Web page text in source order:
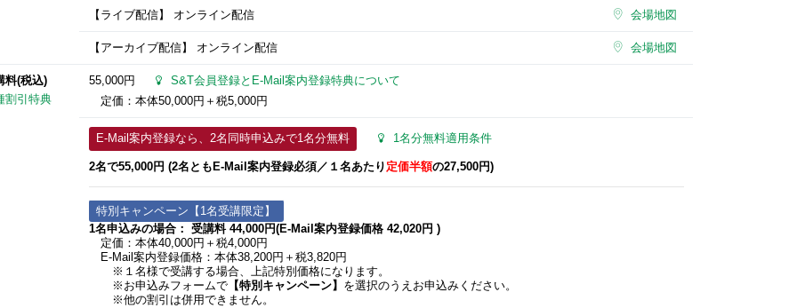
【ライブ配信】 オンライン配信 会場地図
【アーカイブ配信】 オンライン配信 会場地図
料(税込)
割引特典
55,000円
S&T会員登録とE-Mail案内登録特典について
定価：本体50,000円＋税5,000円
E-Mail案内登録なら、2名同時申込みで1名分無料 1名分無料適用条件
2名で55,000円 (2名ともE-Mail案内登録必須​／１名あたり 定価半額の27,500円)
特別キャンペーン【1名受講限定】
1名申込みの場合： 受講料 44,000円(E-Mail案内登録価格 42,020円 )
定価：本体40,000円＋税4,000円
E-Mail案内登録価格：本体38,200円＋税3,820円
※１名様で受講する場合、上記特別価格になります。
※お申込みフォームで【特別キャンペーン​】
を選択のうえお申込みください。
※他の割引は併用できません。